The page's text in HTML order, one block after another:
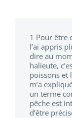
1 Pour être
l’ai appris
dire au
halieute,
poissons et
m’a
un terme
pêche est
d’être